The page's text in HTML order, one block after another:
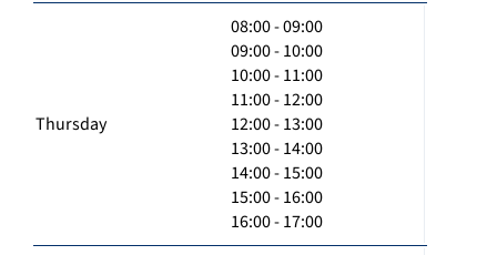
Thursday
08:00 - 09:00
09:00 - 10:00
10:00 - 11:00
11:00 - 12:00
12:00 - 13:00
13:00 - 14:00
14:00 - 15:00
15:00 - 16:00
16:00 - 17:00